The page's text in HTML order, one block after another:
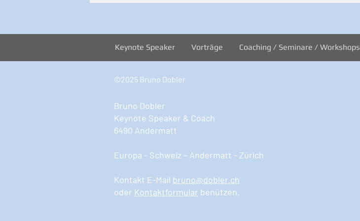
Keynote Speaker Vorträge Coaching / Seminare / Workshops
©2025 Bruno Dobler
Bruno Dobler
Keynote Speaker & Coach
6490 Andermatt
Europa - Schweiz – Andermatt - Zürich
Kontakt E-Mail bruno@dobler.ch
oder Kontaktformular benützen.